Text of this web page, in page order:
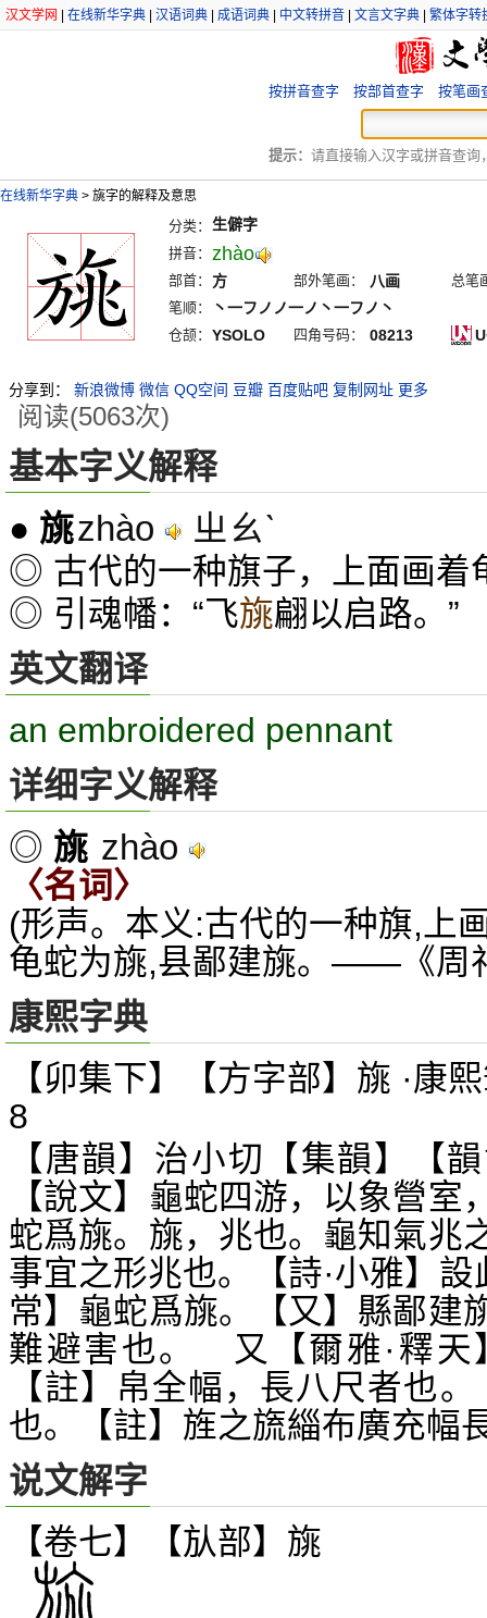
汉文学网 在线新华字典 汉语词典 成语词典 中文转拼音 文言文字典 繁体字转
按拼音查字 按部首查字 按笔画
提示： 请直接输入汉字或拼音查询
在线新华字典 > 旐字的解释及意思
分类： 生僻字
拼音： zhào
部首： 方 部外笔画： 八画
总笔
笔顺：
丶一フノノ一ノ丶一フノ丶
仓颉： YSOLO 四角号码： 08213
分享到： 新浪微博 微信 QQ空间 豆瓣 百度贴吧 复制网址 更多
阅读(5063次)
基本字义解释
● 旐zhào ㄓㄠˋ
◎ 古代的一种旗子，上面画着
◎ 引魂幡：“飞旐翩以启路。”
英文翻译
an embroidered pennant
详细字义解释
◎ 旐 zhào
〈名词〉
(形声。本义:古代的一种旗,上
龟蛇为旐,县鄙建旐。——《周
康熙字典
【卯集下】【方字部】旐 ·康
8
【唐韻】治小切【集韻】【
【說文】龜蛇四游，以象營
蛇爲旐。旐，兆也。龜知氣兆
事宜之形兆也。【詩·小雅】設
常】龜蛇爲旐。【又】縣鄙建
難避害也。 又【爾雅·釋天
【註】帛全幅，長八尺者也
也。【註】旌之旒緇布廣充幅
说文解字
【卷七】【㫃部】 旐